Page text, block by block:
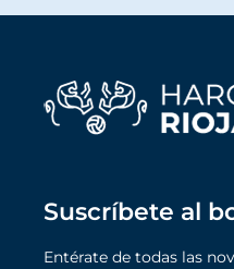
Suscríbete al
Entérate de todas las